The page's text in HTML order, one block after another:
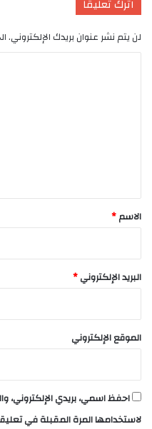
اترك تعليقاً
لن يتم نشر عنوان بريدك الإلكتروني.
*
الاسم*
البريد الإلكتروني*
الموقع الإلكتروني
احفظ اسمي، بريدي الإلكتروني،
لاستخدامها المرة المقبلة في